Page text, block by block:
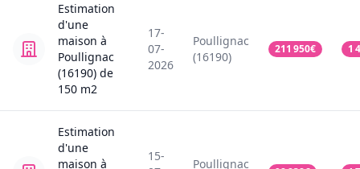
Estimation
d'une
maison à
Poullignac
(16190) de
150 m2
17-
07-
2026
Poullignac
(16190)
211 950€ 1
Estimation
d'une
maison à
15-
Poullignac